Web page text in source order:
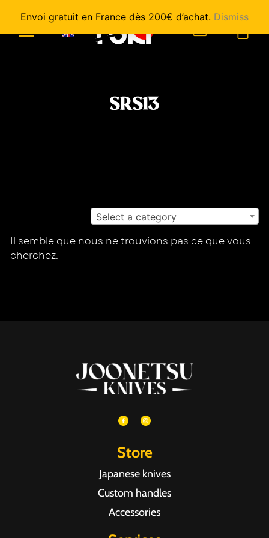
Envoi gratuit en France dès 200€ d’achat. Dismiss
SRS13
Select a category
Il semble que nous ne trouvions pas ce que vous
cherchez.
Store
Japanese knives
Custom handles
Accessories